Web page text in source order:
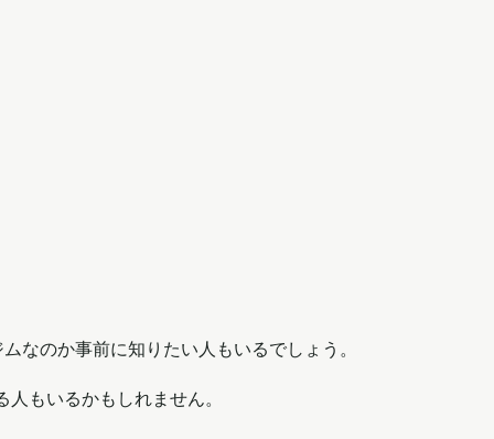
なのか事前に知りたい人もいるでしょう。
もいるかもしれません。